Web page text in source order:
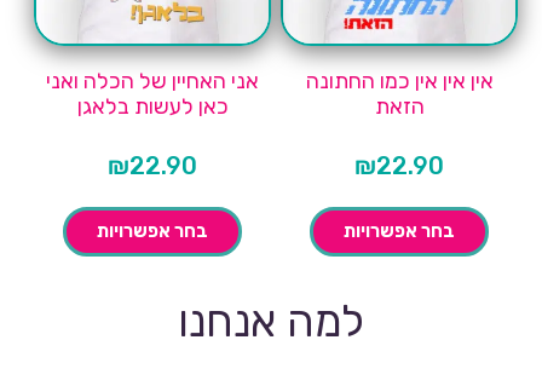
אין אין אין כמו החתונה
הזאת
₪22.90
בחר אפשרויות
אני האחיין של הכלה ואני
כאן לעשות בלאגן
₪22.90
בחר אפשרויות
למה אנחנו